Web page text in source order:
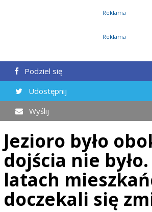
Reklama
Reklama
Podziel się
Udostępnij
Wyślij
Jezioro było
dojścia nie było.
latach
doczekali się